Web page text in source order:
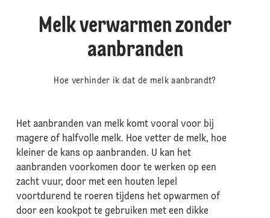
Melk verwarmen zonder
aanbranden
Hoe verhinder ik dat de melk aanbrandt?
Het aanbranden van melk komt vooral voor bij
magere of halfvolle melk. Hoe vetter de melk, hoe
kleiner de kans op aanbranden. U kan het
aanbranden voorkomen door te werken op een
zacht vuur, door met een houten lepel
voortdurend te roeren tijdens het opwarmen of
door een kookpot te gebruiken met een dikke